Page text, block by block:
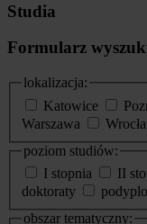
Studia
Formularz
lokalizacja:
Katowice
Warszawa
poziom studiów:
I stopnia
II
doktoraty
obszar tematyczny: